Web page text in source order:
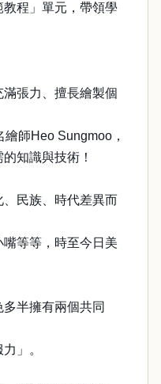
程」單元，帶領學
張力、擅長繪製個
師Heo Sungmoo，
知識與技術！
民族、時代差異而
等等，時至今日美
半擁有兩個共同
」。